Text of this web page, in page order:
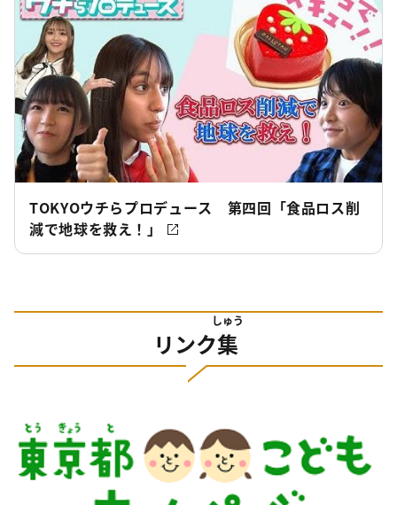
TOKYOウチらプロデュース 第四回「食品ロス削
減で地球を救え！」
リンク集
しゅう